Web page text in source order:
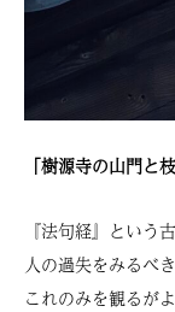
「樹源寺の山門と
『法句経』という
人の過失をみるべ
これのみを観るが